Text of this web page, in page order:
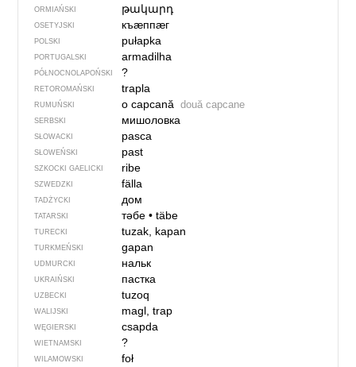
ORMIAŃSKI թակարդ
OSETYJSKI къӕппӕг
POLSKI pułapka
PORTUGALSKI armadilha
PÓŁNOCNO­LA­POŃ­SKI ?
RETOROMAŃSKI trapla
RUMUŃSKI o capcană două capcane
SERBSKI мишоловка
SŁOWACKI pasca
SŁOWEŃSKI past
SZKOCKI GAELICKI ribe
SZWEDZKI fälla
TADŻYCKI дом
TATARSKI тәбе• täbe
TURECKI tuzak, kapan
TURKMEŃSKI gapan
UDMURCKI нальк
UKRAIŃSKI пастка
UZBECKI tuzoq
WALIJSKI magl, trap
WĘGIERSKI csapda
WIETNAMSKI ?
WILAMOWSKI foł